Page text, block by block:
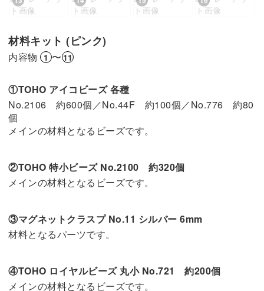
材料キット (ピンク)
内容物 1 〜11
①TOHO アイコビーズ 各種
No.2106 約600個／No.44F 約100個／No.776 約80
個
メインの材料となるビーズです。
②TOHO 特小ビーズ No.2100 約320個
メインの材料となるビーズです。
③マグネットクラスプ No.11 シルバー 6mm
材料となるパーツです。
④TOHO ロイヤルビーズ 丸小 No.721 約200個
メインの材料となるビーズです。